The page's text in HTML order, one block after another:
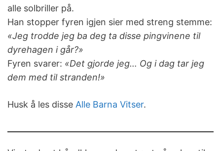
alle solbriller på.
Han stopper fyren igjen sier med streng stemme:
«Jeg trodde jeg ba deg ta disse pingvinene til
dyrehagen i går?»
Fyren svarer: «Det gjorde jeg… Og i dag tar jeg
dem med til stranden!»
Husk å les disse Alle Barna Vitser.